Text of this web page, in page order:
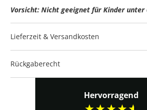
Vorsicht: Nicht geeignet für Kinder unter
Lieferzeit & Versandkosten
Rückgaberecht
Hervorragend